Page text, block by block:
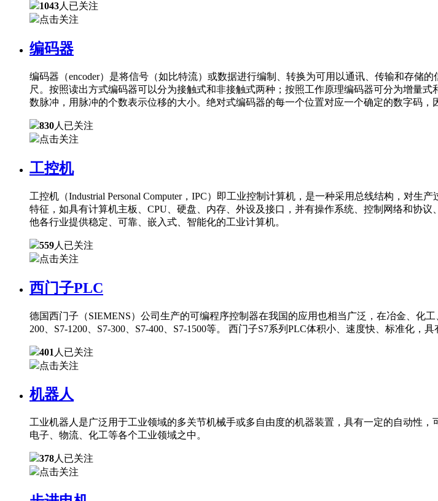
1043人已关注
点击关注
编码器
编码器（encoder）是将信号（如比特流）或数据进行编制、转换为可用以通讯、传输和存储
尺。按照读出方式编码器可以分为接触式和非接触式两种；按照工作原理编码器可分为增量
数脉冲，用脉冲的个数表示位移的大小。绝对式编码器的每一个位置对应一个确定的数字码
830人已关注
点击关注
工控机
工控机（Industrial Personal Computer，IPC）即工业控制计算机，是一种采用总线结构，对
特征，如具有计算机主板、CPU、硬盘、内存、外设及接口，并有操作系统、控制网络和协
他各行业提供稳定、可靠、嵌入式、智能化的工业计算机。
559人已关注
点击关注
西门子PLC
德国西门子（SIEMENS）公司生产的可编程序控制器在我国的应用也相当广泛，在冶金、化
200、S7-1200、S7-300、S7-400、S7-1500等。 西门子S7系列PLC体积小、速度快、标准化，
401 人已关注
点击关注
机器人
工业机器人是广泛用于工业领域的多关节机械手或多自由度的机器装置，具有一定的自动性
电子、物流、化工等各个工业领域之中。
378人已关注
点击关注